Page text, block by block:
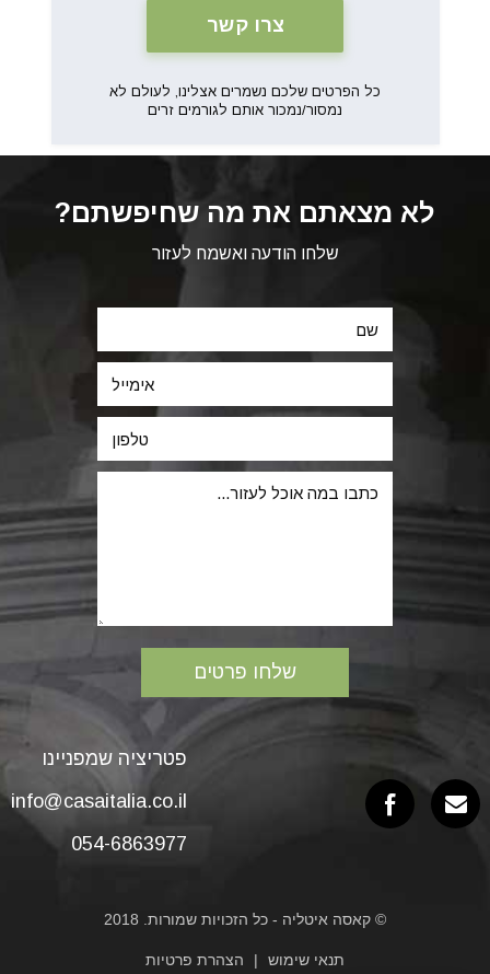
כל הפרטים שלכם נשמרים אצלינו, לעולם לא
נמסור/נמכור אותם לגורמים זרים
לא מצאתם את מה שחיפשתם?
שלחו הודעה ואשמח לעזור
פטריציה שמפניינו
info@casaitalia.co.il
054-6863977
תנאי שימוש הצהרת פרטיות
© קאסה איטליה - כל הזכויות שמורות. 2018